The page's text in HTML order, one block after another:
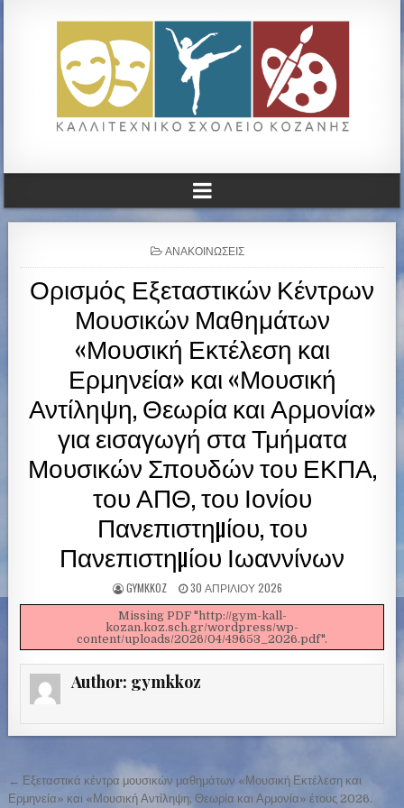
ΚΑΛΛΙΤΕΧΝΙΚΟ ΓΥΜΝΑΣΙΟ
ΚΟΖΑΝΗΣ
P
O
T
E
D
I
N
ΑΝΑΚΟΙΝΏΣΕΙΣ
Ορισμός Εξεταστικών Κέντρων
Μουσικών Μαθημάτων
«Μουσική Εκτέλεση και
Ερμηνεία» και «Μουσική
Αντίληψη, Θεωρία και Αρμονία»
για εισαγωγή στα Τμήματα
Μουσικών Σπουδών του ΕΚΠΑ,
του ΑΠΘ, του Ιονίου
Πανεπιστηµίου, του
Πανεπιστηµίου Ιωαννίνων
GYMKKOZ 30 ΑΠΡΙΛΊΟΥ 2026
Missing PDF "http://gym-kall-
kozan.koz.sch.gr/wordpress/wp-
content/uploads/2026/04/49653_2026.pdf".
Author: gymkkoz
Π
← Εξεταστικά κέντρα μουσικών μαθημάτων «Μουσική Εκτέλεση και
Ερμηνεία» και «Μουσική Αντίληψη, Θεωρία και Αρμονία» έτους 2026.